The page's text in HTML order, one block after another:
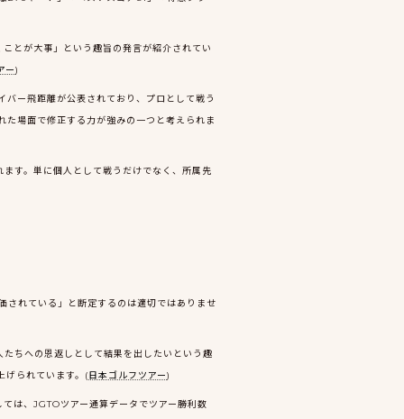
とが大事」という趣旨の発言が紹介されてい
ー)
ー飛距離が公表されており、プロとして戦う
場面で修正する力が強みの一つと考えられま
す。単に個人として戦うだけでなく、所属先
されている」と断定するのは適切ではありませ
ちへの恩返しとして結果を出したいという趣
げられています。( 日本ゴルフツアー)
は、JGTOツアー通算データでツアー勝利数